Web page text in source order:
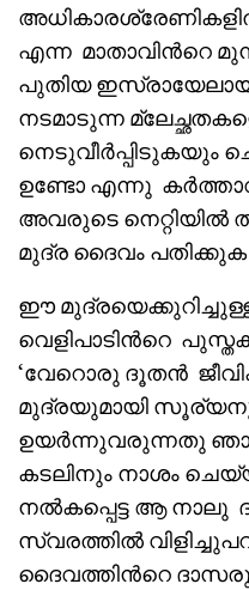
എന്ന മാതാവിൻറെ
പുതിയ
നടമാടുന്ന
നെടുവീർപ്പിടുകയും
ഉണ്ടോ എന്നു
അവരുടെ നെറ്റിയിൽ
മുദ്ര ദൈവം
ഈ
വെളിപാടിൻറെ
‘വേറൊരു ദൂതൻ
മുദ്രയുമായി
ഉയർന്നുവരുന്നതു
കടലിനും നാശം
നൽകപ്പെട്ട ആ നാലു
സ്വരത്തിൽ
ദൈവത്തിൻറെ